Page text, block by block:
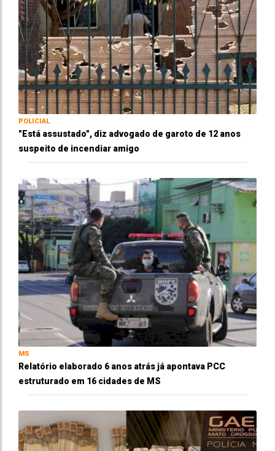
POLICIAL
"Está assustado", diz advogado de garoto de 12 anos
suspeito de incendiar amigo
MS
Relatório elaborado 6 anos atrás já apontava PCC
estruturado em 16 cidades de MS